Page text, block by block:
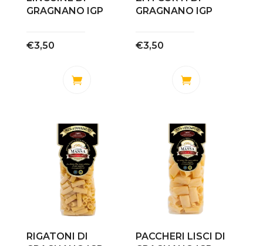
pagina
GRAGNANO IGP
€3,50
GRAGNANO IGP
€3,50
RIGATONI DI
PACCHERI LISCI DI